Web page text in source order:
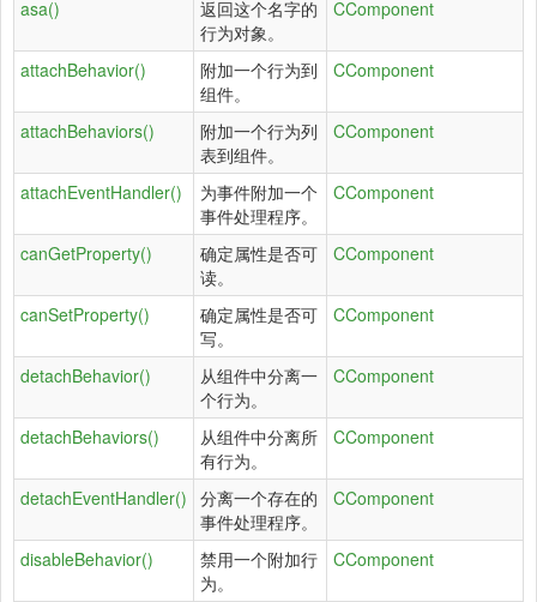
asa()
返回这个名字的
行为对象。
CComponent
attachBehavior()
附加一个行为到
组件。
CComponent
attachBehaviors()
附加一个行为列
表到组件。
CComponent
attachEventHandler()
为事件附加一个
事件处理程序。
CComponent
canGetProperty()
确定属性是否可
读。
CComponent
canSetProperty()
确定属性是否可
写。
CComponent
detachBehavior()
从组件中分离一
个行为。
CComponent
detachBehaviors()
从组件中分离所
有行为。
CComponent
detachEventHandler() 分离一个存在的
事件处理程序。
CComponent
disableBehavior()
禁用一个附加行
为。
CComponent